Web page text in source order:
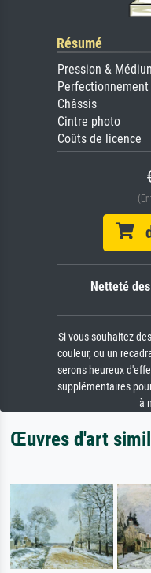
Résumé
Pression &
Perfectionnement
Châssis
Cintre photo
Coûts de licence
Netteté
Si vous souhaitez
couleur, ou un
serons heureux
supplémentaires
à
Œuvres d'art